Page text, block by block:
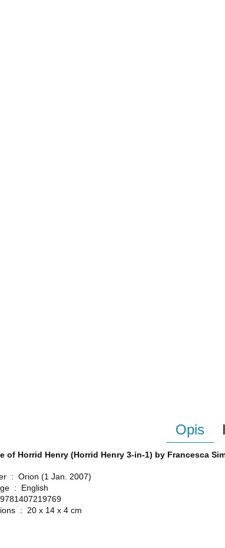
Opis
of Horrid Henry (Horrid Henry 3-in-1) by Francesca
Publisher ‏ : ‎ Orion (1 Jan. 2007)
Language ‏ : ‎
English
9781407219769
Dimensions ‏ : ‎
20 x 14 x 4 cm